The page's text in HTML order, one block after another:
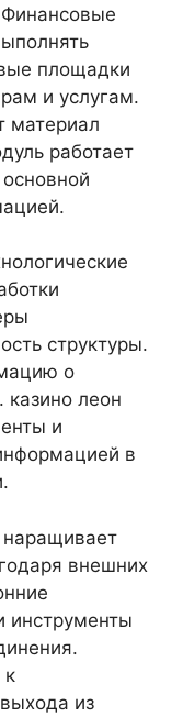
площадки
и услугам.
материал
работает
структуры.
о
казино леон
и
в
наращивает
внешних
инструменты
к
из